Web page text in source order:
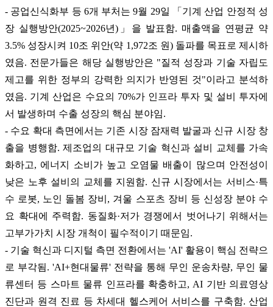
- 공업신식화부 등 6개 부처는 9월 29일 「기계 산업 안정적 성
장 실행방안(2025~2026년)」을 발표함. 매출액을 연평균 약
3.5% 성장시켜 10조 위안(약 1,972조 원) 돌파를 목표로 제시하
였음. 전문가들은 해당 실행방안은 "질적 성장과 기술 자립도
제고를 위한 정부의 강력한 의지가 반영된 것"이라고 분석하
였음. 기계 산업은 수요의 70%가 인프라 투자 및 설비 투자에
서 발생하며 수출 성장의 핵심 분야임.
- 수요 확대 측면에서는 기존 시장 잠재력 발굴과 신규 시장 창
출을 병행함. 제조업의 대규모 기술 혁신과 설비 교체를 가속
화하고, 에너지 소비가 높고 오염물 배출이 많으며 안전성이
낮은 노후 설비의 교체를 지원함. 신규 시장에서는 서비스·특
수 로봇, 노인 돌봄 장비, 겨울 스포츠 장비 등 신성장 분야 수
요 확대에 주력함. 동질화·저가 경쟁에서 벗어나기 위해서는
고부가가치 시장 개척이 필수적이기 때문임.
- 기술 혁신과 디지털 측면 전환에서는 'AI' 활용이 핵심 전략으
로 부각됨. 'AI+현대물류' 전략을 통해 무인 운송차량, 무인 물
류센터 등 스마트 물류 인프라를 확충하고, AI 기반 의료영상
진단과 원격 진료 등 차세대 헬스케어 서비스를 구축함. 산업